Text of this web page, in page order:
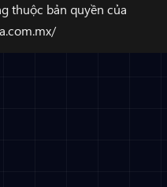
thuộc bản quyền của